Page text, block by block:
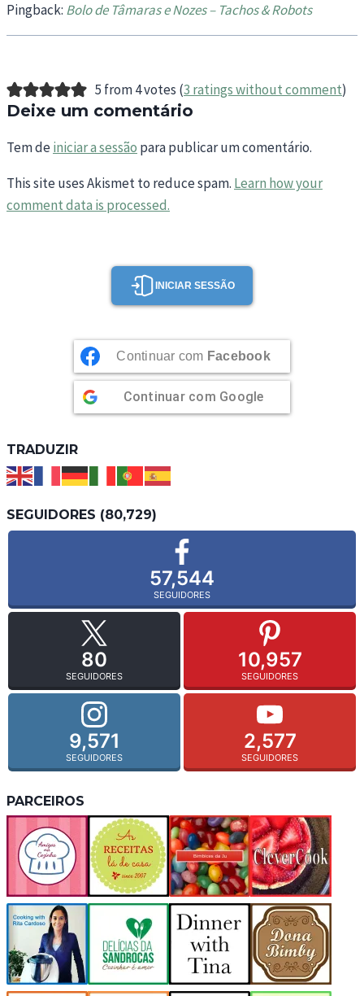
Pingback: Bolo de Tâmaras e Nozes – Tachos & Robots
5 from 4 votes (3 ratings without comment)
Deixe um comentário
Tem deiniciar a sessão para publicar um comentário.
This site uses Akismet to reduce spam. Learn how your
comment data is processed.
INICIAR SESSÃO
Continuar com Facebook
Continuar com Google
TRADUZIR
SEGUIDORES (80,729)
57,544
SEGUIDORES
80
SEGUIDORES
10,957
SEGUIDORES
9,571
SEGUIDORES
2,577
SEGUIDORES
PARCEIROS